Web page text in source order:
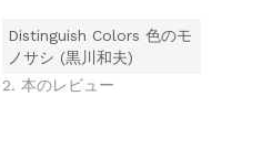
Distinguish Colors 色のモ
ノサシ (黒川和夫)
2. 本のレビュー